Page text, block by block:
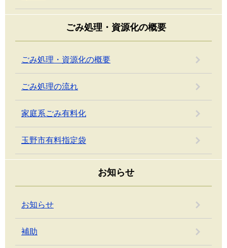
ごみ処理・資源化の概要
ごみ処理・資源化の概要
ごみ処理の流れ
家庭系ごみ有料化
玉野市有料指定袋
お知らせ
お知らせ
補助